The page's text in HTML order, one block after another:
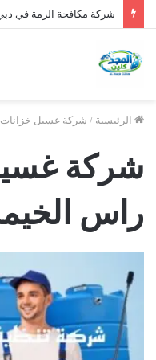
شركة مكافحة الرمة في
الرئيسية / شركة غسيل
شركة
راس